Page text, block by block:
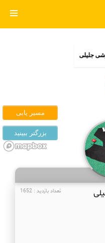
جلیلی
تعداد بازدید : 1652